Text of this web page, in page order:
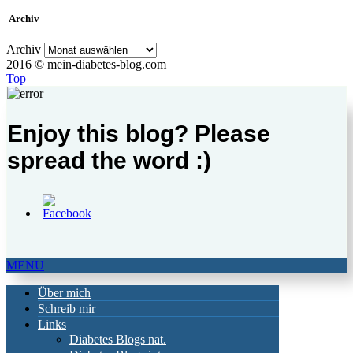
Archiv
Archiv
2016 © mein-diabetes-blog.com
Top
Enjoy this blog? Please
spread the word :)
MENU
Über mich
Schreib mir
Links
Diabetes Blogs nat.